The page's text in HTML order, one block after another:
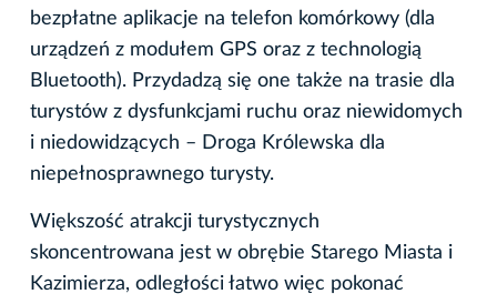
bezpłatne aplikacje na telefon komórkowy (dla
urządzeń z modułem GPS oraz z technologią
Bluetooth). Przydadzą się one także na trasie dla
turystów z dysfunkcjami ruchu oraz niewidomych
i niedowidzących – Droga Królewska dla
niepełnosprawnego turysty.
Większość atrakcji turystycznych
skoncentrowana jest w obrębie Starego Miasta i
Kazimierza, odległości łatwo więc pokonać